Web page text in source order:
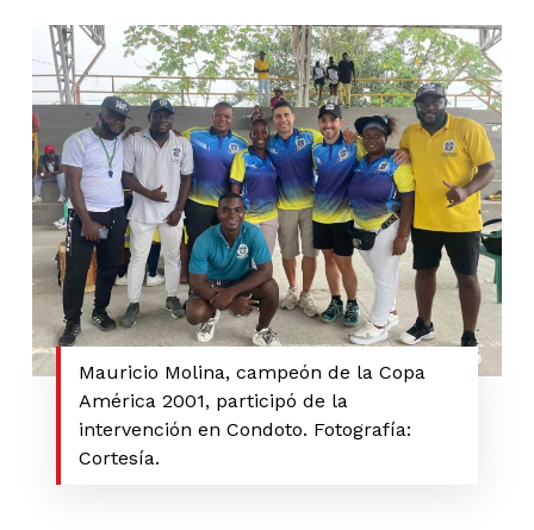
Mauricio Molina, campeón de la Copa
América 2001, participó de la
intervención en Condoto. Fotografía:
Cortesía.